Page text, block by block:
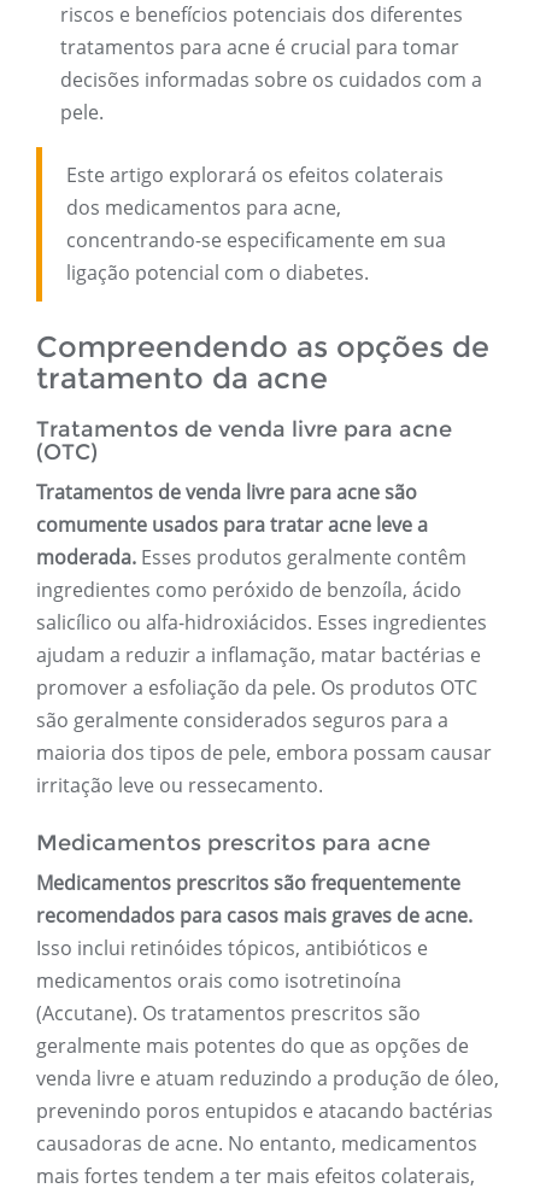
riscos e benefícios potenciais dos diferentes
tratamentos para acne é crucial para tomar
decisões informadas sobre os cuidados com a
pele.
Este artigo explorará os efeitos colaterais
dos medicamentos para acne,
concentrando-se especificamente em sua
ligação potencial com o diabetes.
Compreendendo as opções de
tratamento da acne
Tratamentos de venda livre para acne
(OTC)
Tratamentos de venda livre para acne são
comumente usados ​​para tratar acne leve a
moderada. Esses produtos geralmente contêm
ingredientes como peróxido de benzoíla, ácido
salicílico ou alfa-hidroxiácidos. Esses ingredientes
ajudam a reduzir a inflamação, matar bactérias e
promover a esfoliação da pele. Os produtos OTC
são geralmente considerados seguros para a
maioria dos tipos de pele, embora possam causar
irritação leve ou ressecamento.
Medicamentos prescritos para acne
Medicamentos prescritos são frequentemente
recomendados para casos mais graves de acne.
Isso inclui retinóides tópicos, antibióticos e
medicamentos orais como isotretinoína
(Accutane). Os tratamentos prescritos são
geralmente mais potentes do que as opções de
venda livre e atuam reduzindo a produção de óleo,
prevenindo poros entupidos e atacando bactérias
causadoras de acne. No entanto, medicamentos
mais fortes tendem a ter mais efeitos colaterais,